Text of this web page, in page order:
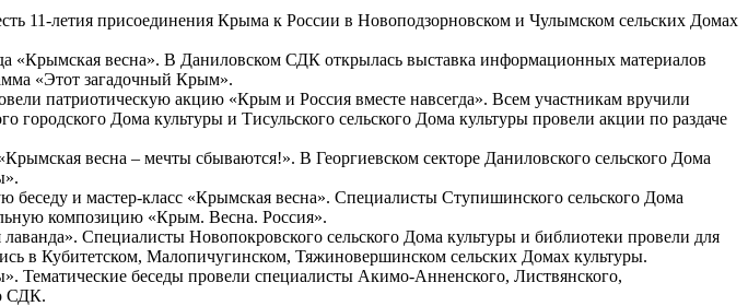
11-летия присоединения Крыма к России в Новоподзорновском и Чулымском сельских Домах
«Крымская весна». В Даниловском СДК открылась выставка информационных материалов
«Этот загадочный Крым».
патриотическую акцию «Крым и Россия вместе навсегда». Всем участникам вручили
Дома культуры и Тисульского сельского Дома культуры провели акции по раздаче
весна – мечты сбываются!». В Георгиевском секторе Даниловского сельского Дома
и мастер-класс «Крымская весна». Специалисты Ступишинского сельского Дома
композицию «Крым. Весна. Россия».
Специалисты Новопокровского сельского Дома культуры и библиотеки провели для
в Кубитетском, Малопичугинском, Тяжиновершинском сельских Домах культуры.
Тематические беседы провели специалисты Акимо-Анненского, Листвянского,
СДК.